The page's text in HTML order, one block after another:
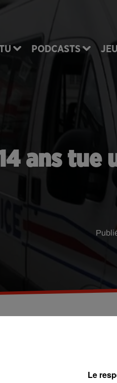
PODCASTS
ans tue
par un autre véhicule
nuit du lundi 3 juin au
par un jeune de 14 ans a été
Le